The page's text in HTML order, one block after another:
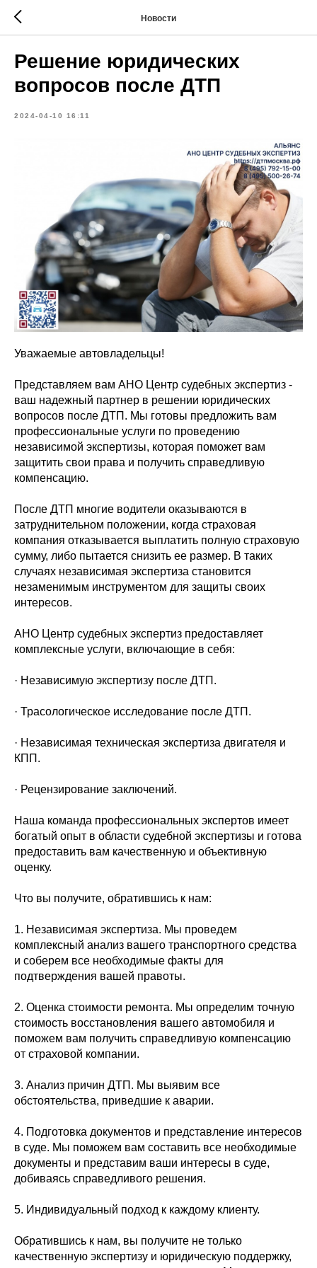
Новости
Решение юридических
вопросов после ДТП
2024-04-10 16:11
Уважаемые автовладельцы!
Представляем вам АНО Центр судебных экспертиз -
ваш надежный партнер в решении юридических
вопросов после ДТП. Мы готовы предложить вам
профессиональные услуги по проведению
независимой экспертизы, которая поможет вам
защитить свои права и получить справедливую
компенсацию.
После ДТП многие водители оказываются в
затруднительном положении, когда страховая
компания отказывается выплатить полную страховую
сумму, либо пытается снизить ее размер. В таких
случаях независимая экспертиза становится
незаменимым инструментом для защиты своих
интересов.
АНО Центр судебных экспертиз предоставляет
комплексные услуги, включающие в себя:
· Независимую экспертизу после ДТП.
· Трасологическое исследование после ДТП.
· Независимая техническая экспертиза двигателя и
КПП.
· Рецензирование заключений.
Наша команда профессиональных экспертов имеет
богатый опыт в области судебной экспертизы и готова
предоставить вам качественную и объективную
оценку.
Что вы получите, обратившись к нам:
1. Независимая экспертиза. Мы проведем
комплексный анализ вашего транспортного средства
и соберем все необходимые факты для
подтверждения вашей правоты.
2. Оценка стоимости ремонта. Мы определим точную
стоимость восстановления вашего автомобиля и
поможем вам получить справедливую компенсацию
от страховой компании.
3. Анализ причин ДТП. Мы выявим все
обстоятельства, приведшие к аварии.
4. Подготовка документов и представление интересов
в суде. Мы поможем вам составить все необходимые
документы и представим ваши интересы в суде,
добиваясь справедливого решения.
5. Индивидуальный подход к каждому клиенту.
Обратившись к нам, вы получите не только
качественную экспертизу и юридическую поддержку,